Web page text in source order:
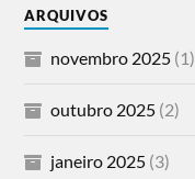
ARQUIVOS
novembro 2025 (1)
outubro 2025 (2)
janeiro 2025 (3)